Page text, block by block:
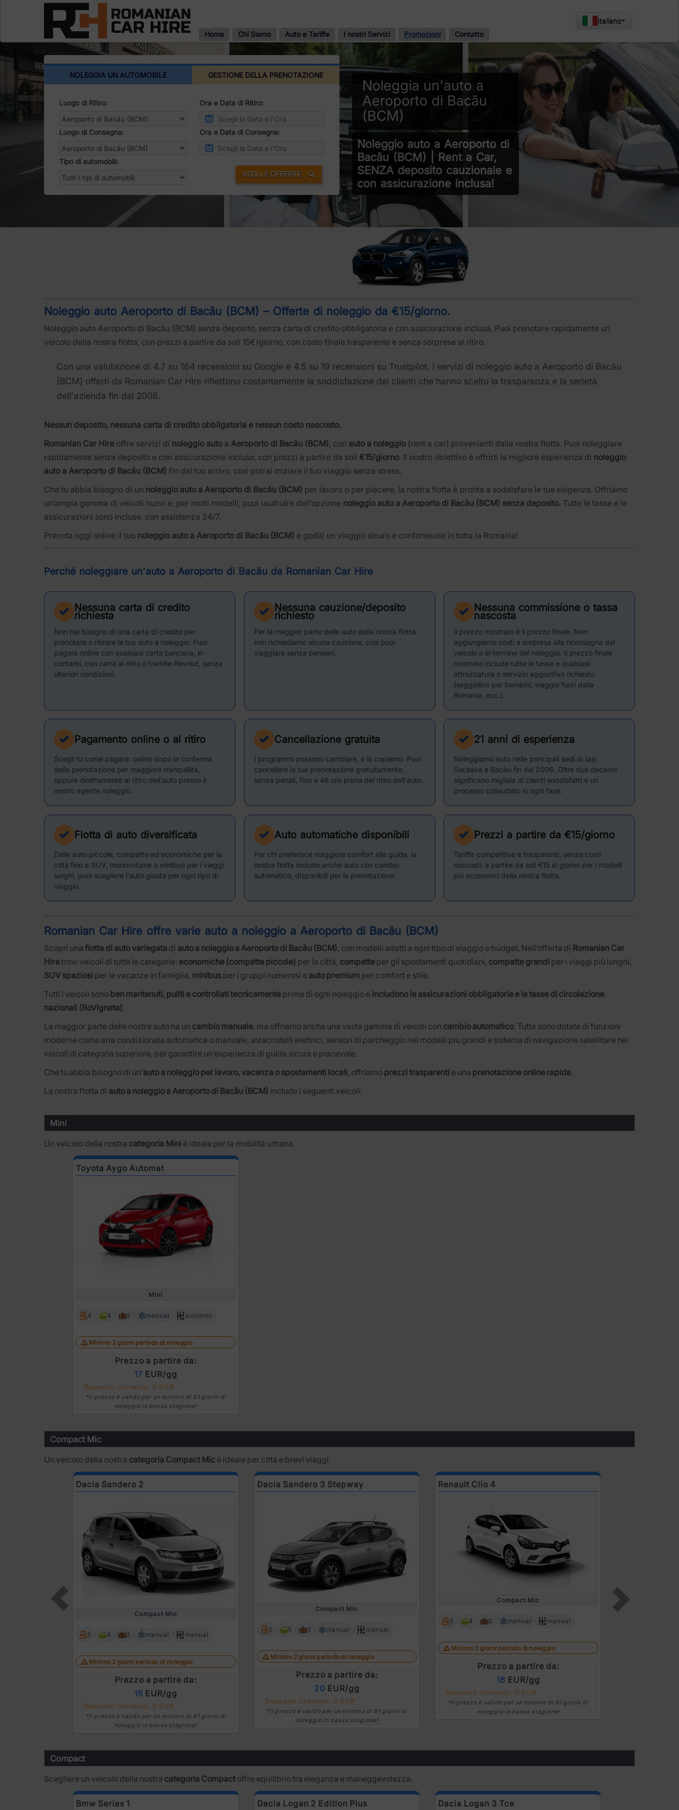
Home Chi Siamo Auto e Tariffe I nostri Servizi Promozioni Contatto
Italiano
NOLEGGIA UN AUTOMOBILE GESTIONE DELLA PRENOTAZIONE
Luogo di Ritiro: Ora e Data di Ritiro:
Luogo di Consegna: Ora e Data di Consegna:
Tipo di automobili:
VEDI LE OFFERTE
Noleggia un'auto a
Aeroporto di Bacău
(BCM)
Noleggio auto a Aeroporto di
Bacău (BCM) | Rent a Car,
SENZA deposito cauzionale e
con assicurazione inclusa!
Noleggio auto Aeroporto di Bacău (BCM) – Offerte di noleggio da €15/giorno.
Noleggio auto Aeroporto di Bacău (BCM) senza deposito, senza carta di credito obbligatoria e con assicurazione inclusa. Puoi prenotare rapidamente un
veicolo dalla nostra flotta, con prezzi a partire da soli 15€/giorno, con costo finale trasparente e senza sorprese al ritiro.
Con una valutazione di 4.7 su 164 recensioni su Google e 4.5 su 19 recensioni su Trustpilot, i servizi di noleggio auto a Aeroporto di Bacău
(BCM) offerti da Romanian Car Hire riflettono costantemente la soddisfazione dei clienti che hanno scelto la trasparenza e la serietà
dell'azienda fin dal 2006.
Nessun deposito, nessuna carta di credito obbligatoria e nessun costo nascosto.
Romanian Car Hire offre servizi di noleggio auto a Aeroporto di Bacău (BCM), con auto a noleggio (rent a car) provenienti dalla nostra flotta. Puoi noleggiare
rapidamente senza deposito e con assicurazione inclusa, con prezzi a partire da soli €15/giorno. Il nostro obiettivo è offrirti la migliore esperienza di noleggio
auto a Aeroporto di Bacău (BCM) fin dal tuo arrivo, così potrai iniziare il tuo viaggio senza stress.
Che tu abbia bisogno di un noleggio auto a Aeroporto di Bacău (BCM) per lavoro o per piacere, la nostra flotta è pronta a soddisfare le tue esigenze. Offriamo
un’ampia gamma di veicoli nuovi e, per molti modelli, puoi usufruire dell’opzione noleggio auto a Aeroporto di Bacău (BCM) senza deposito. Tutte le tasse e le
assicurazioni sono incluse, con assistenza 24/7.
Prenota oggi online il tuo noleggio auto a Aeroporto di Bacău (BCM) e goditi un viaggio sicuro e confortevole in tutta la Romania!
Perché noleggiare un'auto a Aeroporto di Bacău da Romanian Car Hire
Nessuna carta di credito
richiesta
Non hai bisogno di una carta di credito per
prenotare o ritirare la tua auto a noleggio. Puoi
pagare online con qualsiasi carta bancaria, in
contanti, con carta al ritiro o tramite Revolut, senza
ulteriori condizioni.
Nessuna cauzione/deposito
richiesto
Per la maggior parte delle auto della nostra flotta
non richiediamo alcuna cauzione, così puoi
viaggiare senza pensieri.
Nessuna commissione o tassa
nascosta
Il prezzo mostrato è il prezzo finale. Non
aggiungiamo costi a sorpresa alla riconsegna del
veicolo o al termine del noleggio. Il prezzo finale
mostrato include tutte le tasse e qualsiasi
attrezzatura o servizio aggiuntivo richiesto
(seggiolino per bambini, viaggio fuori dalla
Romania, ecc.).
Pagamento online o al ritiro
Scegli tu come pagare: online dopo la conferma
della prenotazione per maggiore tranquillità,
oppure direttamente al ritiro dell'auto presso il
nostro agente noleggio.
Cancellazione gratuita
I programmi possono cambiare, e lo capiamo. Puoi
cancellare la tua prenotazione gratuitamente,
senza penali, fino a 48 ore prima del ritiro dell'auto.
21 anni di esperienza
Noleggiamo auto nelle principali sedi di Iași,
Suceava e Bacău fin dal 2006. Oltre due decenni
significano migliaia di clienti soddisfatti e un
processo collaudato in ogni fase.
Flotta di auto diversificata
Dalle auto piccole, compatte ed economiche per la
città fino a SUV, monovolume o minibus per i viaggi
lunghi, puoi scegliere l'auto giusta per ogni tipo di
viaggio.
Auto automatiche disponibili
Per chi preferisce maggiore comfort alla guida, la
nostra flotta include anche auto con cambio
automatico, disponibili per la prenotazione.
Prezzi a partire da €15/giorno
Tariffe competitive e trasparenti, senza costi
nascosti, a partire da soli €15 al giorno per i modelli
più economici della nostra flotta.
Romanian Car Hire offre varie auto a noleggio a Aeroporto di Bacău (BCM)
Scopri una flotta di auto variegata di auto a noleggio a Aeroporto di Bacău (BCM), con modelli adatti a ogni tipo di viaggio e budget. Nell’offerta di Romanian Car
Hiretrovi veicoli di tutte le categorie: economiche (compatte piccole) per la città, compatte per gli spostamenti quotidiani, compatte grandi per i viaggi più lunghi,
SUV spaziosi per le vacanze in famiglia, minibus per i gruppi numerosi e auto premium per comfort e stile.
Tutti i veicoli sono ben mantenuti, puliti e controllati tecnicamente prima di ogni noleggio e includono le assicurazioni obbligatorie e le tasse di circolazione
nazionali (RoVigneta).
La maggior parte delle nostre auto ha un cambio manuale, ma offriamo anche una vasta gamma di veicoli con cambio automatico. Tutte sono dotate di funzioni
moderne come aria condizionata automatica o manuale, alzacristalli elettrici, sensori di parcheggio nei modelli più grandi e sistema di navigazione satellitare nei
veicoli di categoria superiore, per garantire un’esperienza di guida sicura e piacevole.
Che tu abbia bisogno di un’auto a noleggio per lavoro, vacanza o spostamenti locali, offriamo prezzi trasparenti e una prenotazione online rapida.
La nostra flotta di auto a noleggio a Aeroporto di Bacău (BCM) include i seguenti veicoli:
Mini
Un veicolo della nostra categoria Mini è ideale per la mobilità urbana.
Toyota Aygo Automat
Mini
4 4 2 manual automat
Minimo 2 giorni periodo di noleggio
Prezzo a partire da:
17 EUR/gg
Deposito richiesto: 0 EUR
*Il prezzo è valido per un minimo di 61 giorni di
noleggio in bassa stagione!
Compact Mic
Un veicolo della nostra categoria Compact Mic è ideale per città e brevi viaggi.
Dacia Sandero 2
Compact Mic
5 4 3 manual manual
Minimo 2 giorni periodo di noleggio
Prezzo a partire da:
15 EUR/gg
Deposito richiesto: 0 EUR
*Il prezzo è valido per un minimo di 61 giorni di
noleggio in bassa stagione!
Dacia Sandero 3 Stepway
Compact Mic
5 5 3 manual manual
Minimo 2 giorni periodo di noleggio
Prezzo a partire da:
20 EUR/gg
Deposito richiesto: 0 EUR
*Il prezzo è valido per un minimo di 61 giorni di
noleggio in bassa stagione!
Renault Clio 4
Compact Mic
5 4 3 manual manual
Minimo 2 giorni periodo di noleggio
Prezzo a partire da:
16 EUR/gg
Deposito richiesto: 0 EUR
*Il prezzo è valido per un minimo di 61 giorni di
noleggio in bassa stagione!
Prev
Compact
Scegliere un veicolo della nostra categoria Compact offre equilibrio tra eleganza e maneggevolezza.
Bmw Series 1 Dacia Logan 2 Edition Plus Dacia Logan 3 Tce